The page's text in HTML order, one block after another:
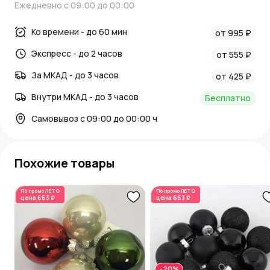
Ежедневно с 09:00 до 00:00
Ко времени - до 60 мин
от 995 ₽
Экспресс - до 2 часов
от 555 ₽
За МКАД - до 3 часов
от 425 ₽
Внутри МКАД - до 3 часов
Бесплатно
Самовывоз с 09:00 до 00:00 ч
Похожие товары
По промоЛЕТО
цена 663 ₽
По промоЛЕТО
цена 663 ₽